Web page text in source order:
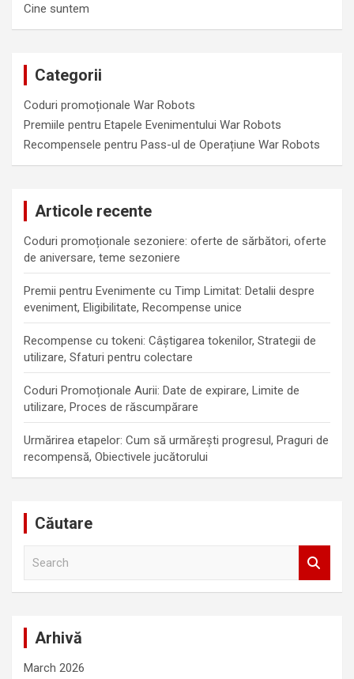
Cine suntem
Categorii
Coduri promoționale War Robots
Premiile pentru Etapele Evenimentului War Robots
Recompensele pentru Pass-ul de Operațiune War Robots
Articole recente
Coduri promoționale sezoniere: oferte de sărbători, oferte
de aniversare, teme sezoniere
Premii pentru Evenimente cu Timp Limitat: Detalii despre
eveniment, Eligibilitate, Recompense unice
Recompense cu tokeni: Câștigarea tokenilor, Strategii de
utilizare, Sfaturi pentru colectare
Coduri Promoționale Aurii: Date de expirare, Limite de
utilizare, Proces de răscumpărare
Urmărirea etapelor: Cum să urmărești progresul, Praguri de
recompensă, Obiectivele jucătorului
Căutare
Arhivă
March 2026